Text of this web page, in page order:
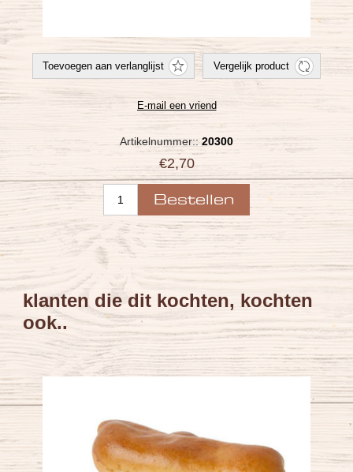
Artikelnummer:: 20300
€2,70
klanten die dit kochten, kochten
ook..